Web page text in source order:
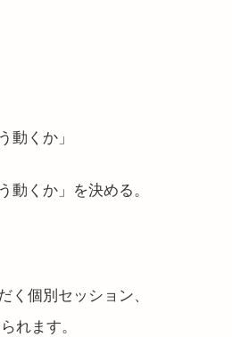
動くか」
動くか」を決める。
く個別セッション、
れます。